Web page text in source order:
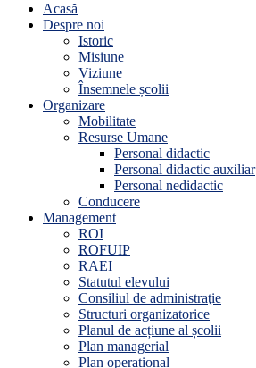
Acasă
Despre noi
Istoric
Misiune
Viziune
Însemnele școlii
Organizare
Mobilitate
Resurse Umane
Personal didactic
Personal didactic auxiliar
Personal nedidactic
Conducere
Management
ROI
ROFUIP
RAEI
Statutul elevului
Consiliul de administraţie
Structuri organizatorice
Planul de acțiune al școlii
Plan managerial
Plan operațional